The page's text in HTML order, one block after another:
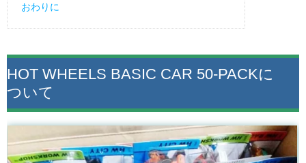
おわりに
HOT WHEELS BASIC CAR 50-PACKに
ついて